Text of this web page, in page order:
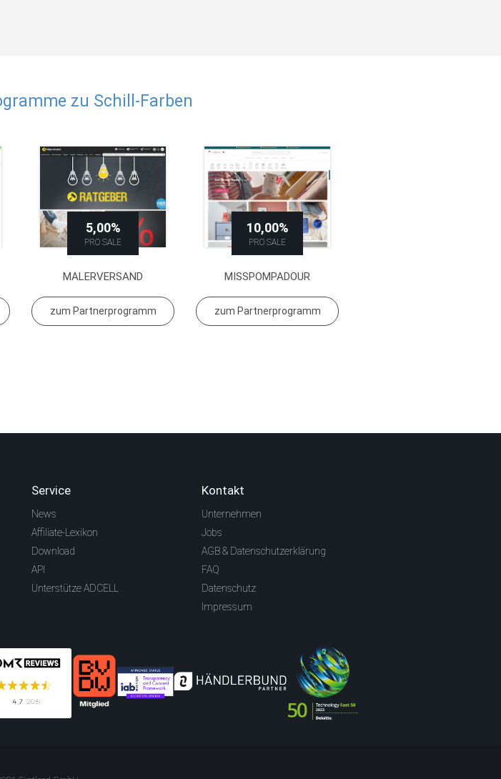
zu Schill-Farben
5,00%
PRO SALE
MALERVERSAND
zum Partnerprogramm
10,00%
PRO SALE
MISSPOMPADOUR
zum Partnerprogramm
Service
News
Affiliate-Lexikon
Download
API
Unterstütze ADCELL
Kontakt
Unternehmen
Jobs
AGB & Datenschutzerklärung
FAQ
Datenschutz
Impressum